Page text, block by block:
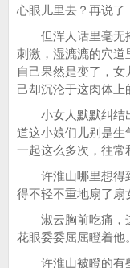
心眼儿里去？再说了
但浑人话里毫无掩
刺激，湿漉漉的穴
自己果然是变了，
己却沉沦于这肉体上
小女人默默纠结出
道这小娘们儿别是生
一起这么多次，往常
许淮山哪里想得到
得不轻不重地扇了扇
淑云胸前吃痛，这
花眼委委屈屈瞪着他。
许淮山被瞪的有